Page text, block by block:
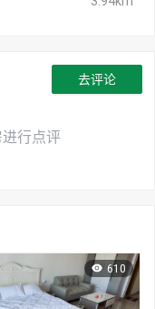
行点评
去评论
610